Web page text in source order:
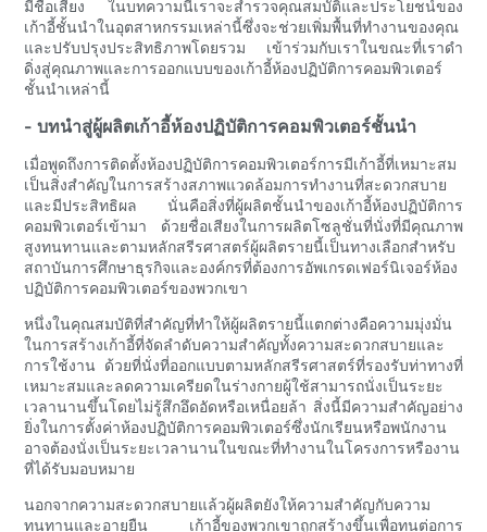
มีชื่อเสียง ในบทความนี้เราจะสำรวจคุณสมบัติและประโยชน์ของ
เก้าอี้ชั้นนำในอุตสาหกรรมเหล่านี้ซึ่งจะช่วยเพิ่มพื้นที่ทำงานของคุณ
และปรับปรุงประสิทธิภาพโดยรวม เข้าร่วมกับเราในขณะที่เราดำ
ดิ่งสู่คุณภาพและการออกแบบของเก้าอี้ห้องปฏิบัติการคอมพิวเตอร์
ชั้นนำเหล่านี้
- บทนำสู่ผู้ผลิตเก้าอี้ห้องปฏิบัติการคอมพิวเตอร์ชั้นนำ
เมื่อพูดถึงการติดตั้งห้องปฏิบัติการคอมพิวเตอร์การมีเก้าอี้ที่เหมาะสม
เป็นสิ่งสำคัญในการสร้างสภาพแวดล้อมการทำงานที่สะดวกสบาย
และมีประสิทธิผล นั่นคือสิ่งที่ผู้ผลิตชั้นนำของเก้าอี้ห้องปฏิบัติการ
คอมพิวเตอร์เข้ามา ด้วยชื่อเสียงในการผลิตโซลูชั่นที่นั่งที่มีคุณภาพ
สูงทนทานและตามหลักสรีรศาสตร์ผู้ผลิตรายนี้เป็นทางเลือกสำหรับ
สถาบันการศึกษาธุรกิจและองค์กรที่ต้องการอัพเกรดเฟอร์นิเจอร์ห้อง
ปฏิบัติการคอมพิวเตอร์ของพวกเขา
หนึ่งในคุณสมบัติที่สำคัญที่ทำให้ผู้ผลิตรายนี้แตกต่างคือความมุ่งมั่น
ในการสร้างเก้าอี้ที่จัดลำดับความสำคัญทั้งความสะดวกสบายและ
การใช้งาน ด้วยที่นั่งที่ออกแบบตามหลักสรีรศาสตร์ที่รองรับท่าทางที่
เหมาะสมและลดความเครียดในร่างกายผู้ใช้สามารถนั่งเป็นระยะ
เวลานานขึ้นโดยไม่รู้สึกอึดอัดหรือเหนื่อยล้า สิ่งนี้มีความสำคัญอย่าง
ยิ่งในการตั้งค่าห้องปฏิบัติการคอมพิวเตอร์ซึ่งนักเรียนหรือพนักงาน
อาจต้องนั่งเป็นระยะเวลานานในขณะที่ทำงานในโครงการหรืองาน
ที่ได้รับมอบหมาย
นอกจากความสะดวกสบายแล้วผู้ผลิตยังให้ความสำคัญกับความ
ทนทานและอายุยืน เก้าอี้ของพวกเขาถูกสร้างขึ้นเพื่อทนต่อการ